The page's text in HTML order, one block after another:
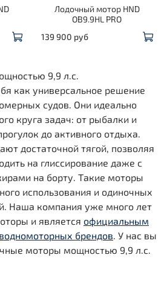
Лодочный мотор HND
OB9.9HL PRO
139 900 руб
9,9 л.с.
как универсальное решение
судов. Они идеально
круга задач: от рыбалки и
до активного отдыха.
достаточной тягой, позволяя
на глиссирование даже с
на борту. Такие моторы
использования и одиночных
Наша компания уже много лет
и является официальным
водномоторных брендов . У нас вы
моторы мощностью 9,9 л.с.